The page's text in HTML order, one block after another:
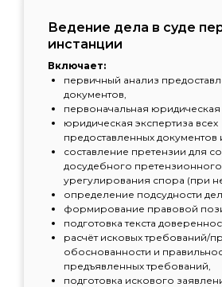
Ведение дела в суде
инстанции
Включает:
первичный анализ
документов,
первоначальная юридическая
юридическая экспертиза всех
предоставленных документов
составление претензии для
досудебного
урегулирования спора (при
определение подсудности
формирование правовой
подготовка текста
расчёт исковых требований/
обоснованности и
предъявленных требований,
подготовка искового